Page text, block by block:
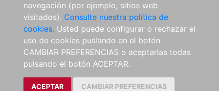
navegación (por ejemplo, sitios web
visitados). Consulte nuestra política de
cookies. Usted puede configurar o rechazar el
uso de cookies puslando en el botón
CAMBIAR PREFERENCIAS o aceptarlas todas
pulsando el botón ACEPTAR.
ACEPTAR CAMBIAR PREFERENCIAS